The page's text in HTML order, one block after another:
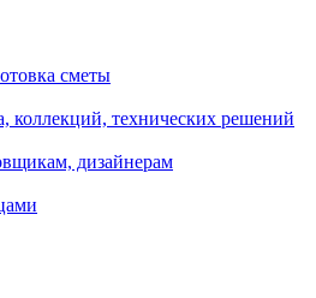
сметы
коллекций, технических решений
дизайнерам